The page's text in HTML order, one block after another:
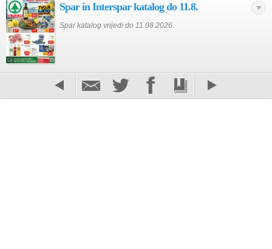
Spar in Interspar katalog do 11.8.
Spar katalog vrijedi do 11.08.2026.